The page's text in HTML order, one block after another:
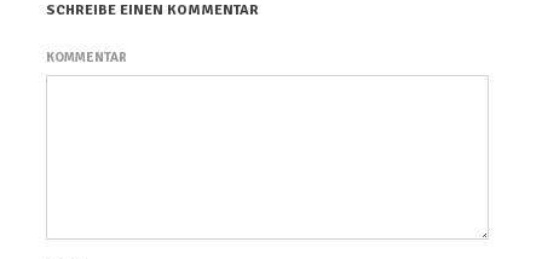
SCHREIBE EINEN KOMMENTAR
KOMMENTAR